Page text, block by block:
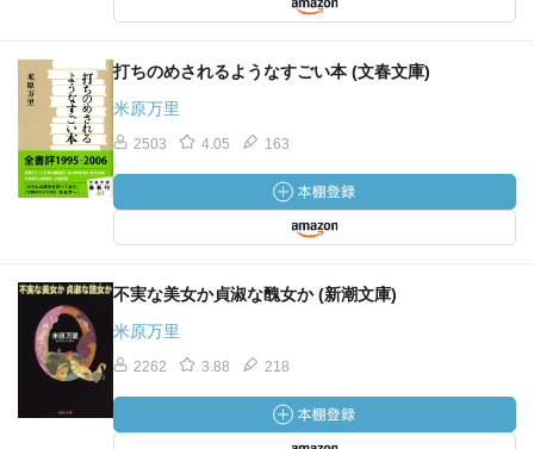
打ちのめされるようなすごい本 (文春文庫)
米原万里
2503 4.05 163
不実な美女か貞淑な醜女か (新潮文庫)
米原万里
2262 3.88 218